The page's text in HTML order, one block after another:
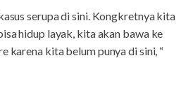
serupa di sini. Kongkretnya kita
hidup layak, kita akan bawa ke
karena kita belum punya di sini, “